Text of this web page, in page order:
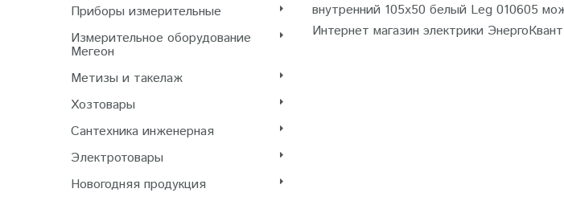
Приборы измерительные
Измерительное оборудование
Мегеон
Метизы и такелаж
Хозтовары
Сантехника инженерная
Электротовары
Новогодняя продукция
внутренний 105х50 белый Leg 010605
Интернет магазин электрики